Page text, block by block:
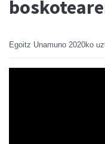
Egoitz Unamuno 2020ko